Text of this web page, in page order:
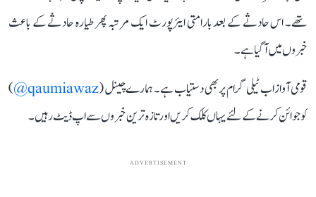
تھے۔ اس حادثے کے بعد بارامتی ایئرپورٹ ایک مرتبہ پھر طیارہ حادثے کے باعث
خبروں میں آ گیا ہے۔
قومی آواز اب ٹیلی گرام پر بھی دستیاب ہے۔ ہمارے چینل (qaumiawaz@
)
کو جوائن کرنے کے لئے یہاں کلک کریں اور تازہ ترین خبروں سے اپ ڈیٹ رہیں۔
ADVERTISEMENT